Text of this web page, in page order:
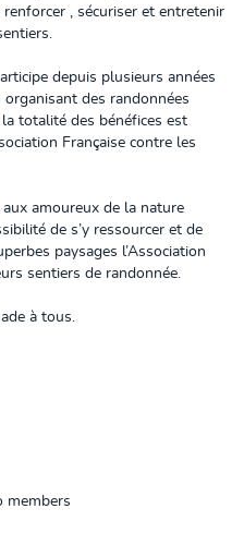
, sécuriser et entretenir
depuis plusieurs années
organisant des randonnées
totalité des bénéfices est
Française contre les
amoureux de la nature
de s’y ressourcer et de
paysages l’Association
sentiers de randonnée.
à tous.
members